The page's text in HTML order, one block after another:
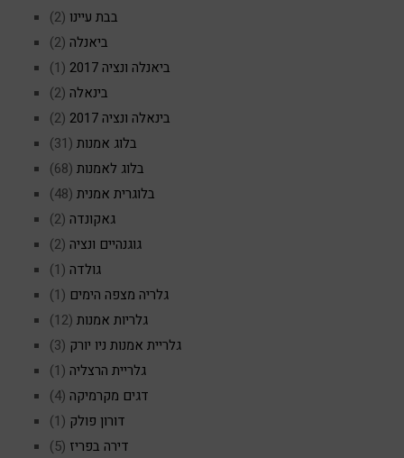
בבת עיינו (2)
ביאנלה (2)
ביאנלה ונציה 2017
(1)
בינאלה (2)
בינאלה ונציה 2017
(2)
בלוג אמנות (31)
בלוג לאמנות (68)
בלוגרית אמנית (48)
גאקונדה (2)
גוגנהיים ונציה (2)
גולדה (1)
גלריה מצפה הימים (1)
גלריות אמנות (12)
גלריית אמנות ניו יורק (3)
גלריית הרצליה (1)
דגים מקרמיקה (4)
דורון פולק (1)
דירה בפריז (5)